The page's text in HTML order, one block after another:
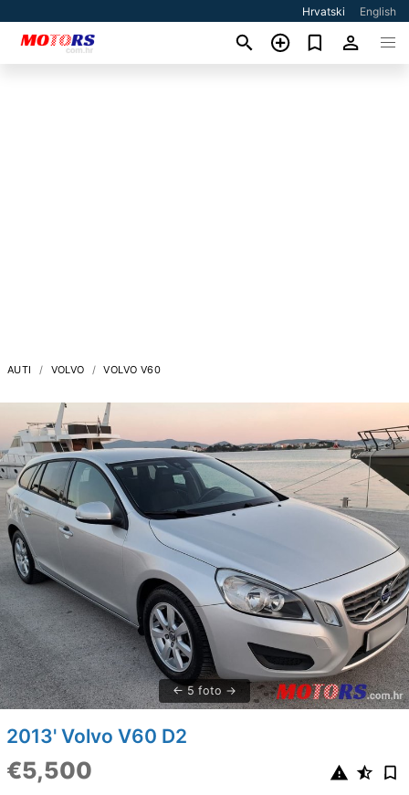
Hrvatski English
AUTI VOLVO VOLVO V60
5 foto
2013' Volvo V60 D2
€5,500